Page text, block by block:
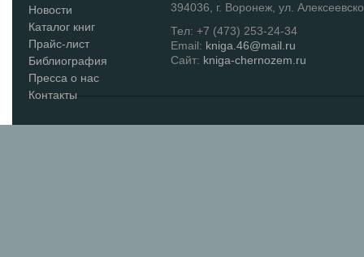
Новости
Каталог книг
Прайс-лист
Библиография
Пресса о нас
Контакты
394036, г. Воронеж, ул.
Тел: +7 (473) 253-24-34
Email: kniga.46@mail.ru
Сайт: kniga-chernozem.ru